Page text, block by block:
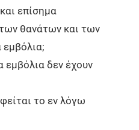
επίσημα
θανάτων και των
εμβόλια δεν έχουν
το εν λόγω